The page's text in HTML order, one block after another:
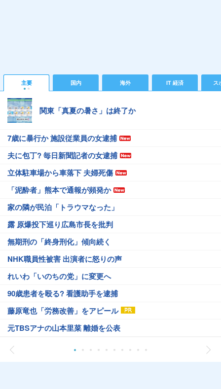
主要 国内 海外 IT 経済 ス
関東「真夏の暑さ」は終了か
7歳に暴行か 施設従業員の女逮捕
夫に包丁? 毎日新聞記者の女逮捕
立体駐車場から車落下 夫婦死傷
「泥酔者」熊本で通報が頻発か
家の隣が民泊「トラウマなった」
露 原爆投下巡り広島市長を批判
無期刑の「終身刑化」傾向続く
NHK職員性被害 出演者に怒りの声
れいわ「いのちの党」に変更へ
90歳患者を殴る? 看護助手を逮捕
藤原竜也「労務改善」をアピール
元TBSアナの山本里菜 離婚を公表